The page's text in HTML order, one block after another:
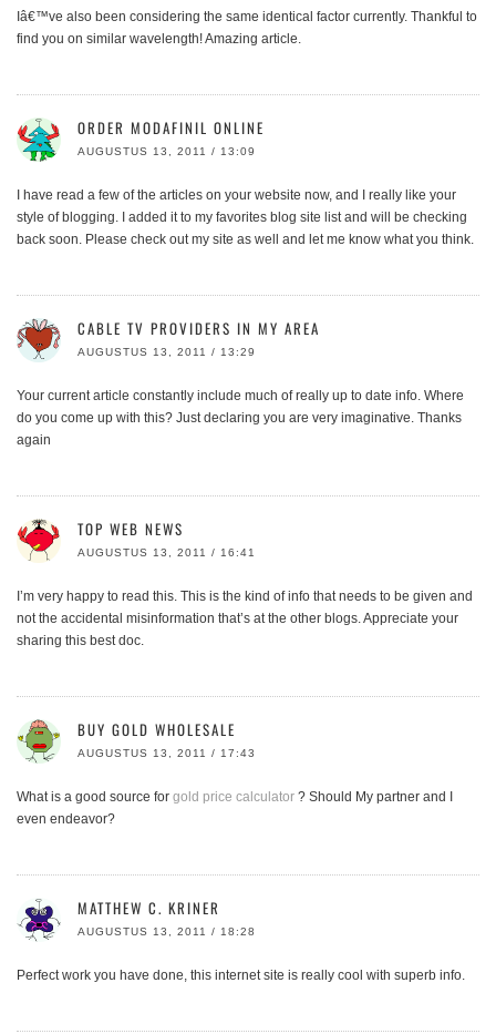
Iâ€™ve also been considering the same identical factor currently. Thankful to
find you on similar wavelength! Amazing article.
ORDER MODAFINIL ONLINE
AUGUSTUS 13, 2011 / 13:09
I have read a few of the articles on your website now, and I really like your
style of blogging. I added it to my favorites blog site list and will be checking
back soon. Please check out my site as well and let me know what you think.
CABLE TV PROVIDERS IN MY AREA
AUGUSTUS 13, 2011 / 13:29
Your current article constantly include much of really up to date info. Where
do you come up with this? Just declaring you are very imaginative. Thanks
again
TOP WEB NEWS
AUGUSTUS 13, 2011 / 16:41
I’m very happy to read this. This is the kind of info that needs to be given and
not the accidental misinformation that’s at the other blogs. Appreciate your
sharing this best doc.
BUY GOLD WHOLESALE
AUGUSTUS 13, 2011 / 17:43
What is a good source for gold price calculator ? Should My partner and I
even endeavor?
MATTHEW C. KRINER
AUGUSTUS 13, 2011 / 18:28
Perfect work you have done, this internet site is really cool with superb info.